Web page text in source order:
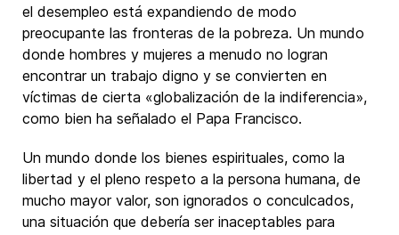
el desempleo está expandiendo de modo
preocupante las fronteras de la pobreza. Un mundo
donde hombres y mujeres a menudo no logran
encontrar un trabajo digno y se convierten en
víctimas de cierta «globalización de la indiferencia»,
como bien ha señalado el Papa Francisco.
Un mundo donde los bienes espirituales, como la
libertad y el pleno respeto a la persona humana, de
mucho mayor valor, son ignorados o conculcados,
una situación que debería ser inaceptables para